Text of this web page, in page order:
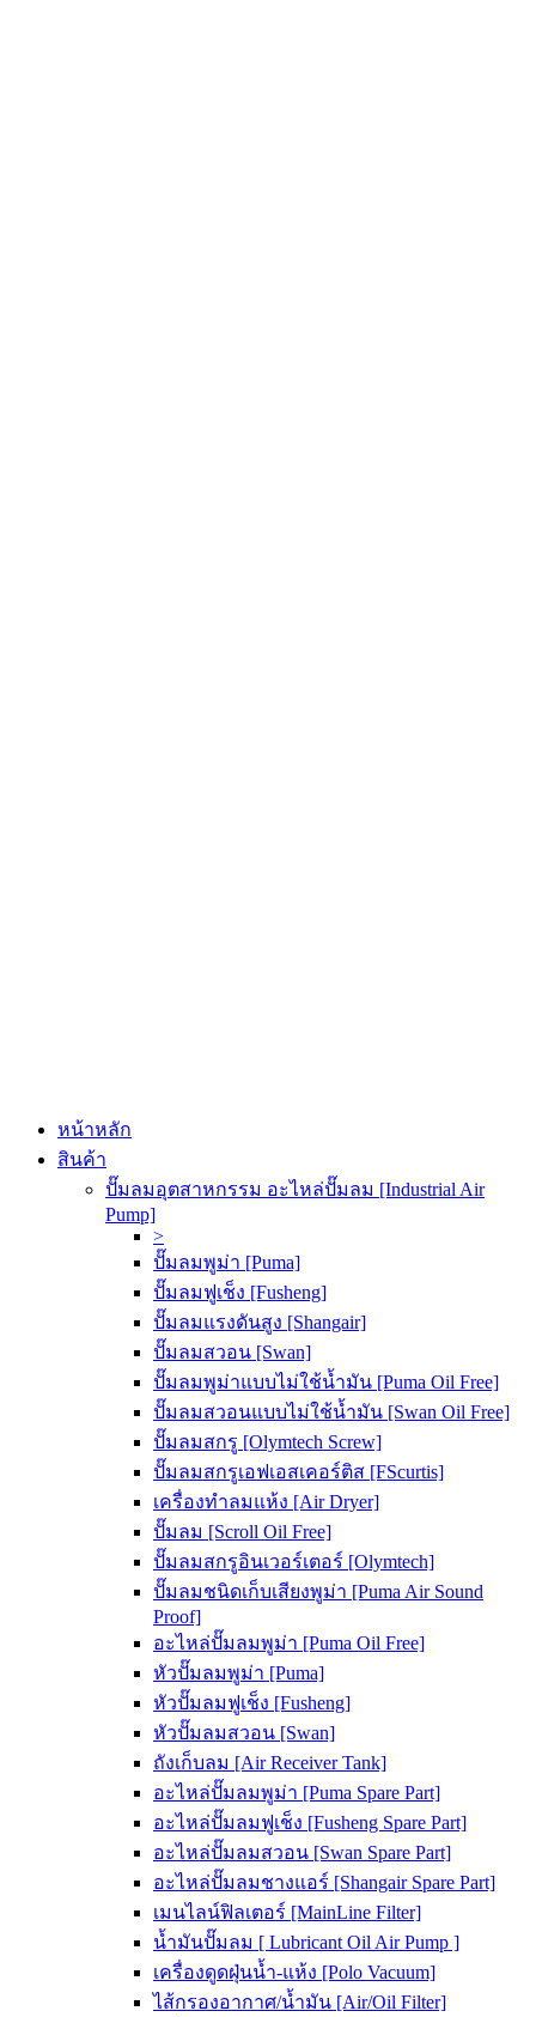
หน้าหลัก
สินค้า
ปั๊มลมอุตสาหกรรม อะไหล่ปั๊มลม [Industrial Air
Pump]
>
ปั๊มลมพูม่า [Puma]
ปั๊มลมฟูเช็ง [Fusheng]
ปั๊มลมแรงดันสูง [Shangair]
ปั๊มลมสวอน [Swan]
ปั๊มลมพูม่าแบบไม่ใช้น้ำมัน [Puma Oil Free]
ปั๊มลมสวอนแบบไม่ใช้น้ำมัน [Swan Oil Free]
ปั๊มลมสกรู [Olymtech Screw]
ปั๊มลมสกรูเอฟเอสเคอร์ติส [FScurtis]
เครื่องทำลมแห้ง [Air Dryer]
ปั๊มลม [Scroll Oil Free]
ปั๊มลมสกรูอินเวอร์เตอร์ [Olymtech]
ปั๊มลมชนิดเก็บเสียงพูม่า [Puma Air Sound
Proof]
อะไหล่ปั๊มลมพูม่า [Puma Oil Free]
หัวปั๊มลมพูม่า [Puma]
หัวปั๊มลมฟูเช็ง [Fusheng]
หัวปั๊มลมสวอน [Swan]
ถังเก็บลม [Air Receiver Tank]
อะไหล่ปั๊มลมพูม่า [Puma Spare Part]
อะไหล่ปั๊มลมฟูเช็ง [Fusheng Spare Part]
อะไหล่ปั๊มลมสวอน [Swan Spare Part]
อะไหล่ปั๊มลมชางแอร์ [Shangair Spare Part]
เมนไลน์ฟิลเตอร์ [MainLine Filter]
น้ำมันปั๊มลม [ Lubricant Oil Air Pump ]
เครื่องดูดฝุ่นน้ำ-แห้ง [Polo Vacuum]
ไส้กรองอากาศ/น้ำมัน [Air/Oil Filter]